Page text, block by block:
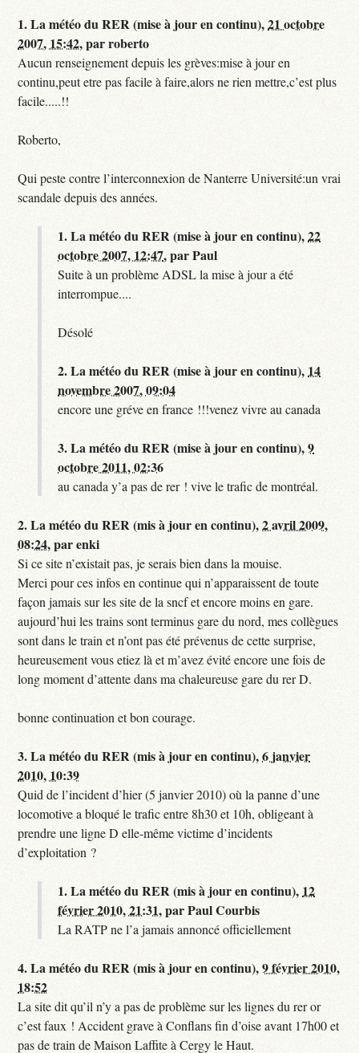
1.La météo du RER (mise à jour en continu),21 octobre
2007, 15:42,parroberto
Aucun renseignement depuis les grèves:mise à jour en
continu,peut etre pas facile à faire,alors ne rien mettre,c’est plus
facile.....!!
Roberto,
Qui peste contre l’interconnexion de Nanterre Université:un vrai
scandale depuis des années.
1.La météo du RER (mise à jour en continu),22
octobre 2007, 12:47,parPaul
Suite à un problème ADSL la mise à jour a été
interrompue....
Désolé
2.La météo du RER (mise à jour en continu), 14
novembre 2007, 09:04
encore une gréve en france !!!venez vivre au canada
3.La météo du RER (mise à jour en continu),9
octobre 2011, 02:36
au canada y’a pas de rer ! vive le trafic de montréal.
2.La météo du RER (mis à jour en continu),2 avril 2009,
08:24,parenki
Si ce site n’existait pas, je serais bien dans la mouise.
Merci pour ces infos en continue qui n’apparaissent de toute
façon jamais sur les site de la sncf et encore moins en gare.
aujourd’hui les trains sont terminus gare du nord, mes collègues
sont dans le train et n’ont pas été prévenus de cette surprise,
heureusement vous etiez là et m’avez évité encore une fois de
long moment d’attente dans ma chaleureuse gare du rer D.
bonne continuation et bon courage.
3.La météo du RER (mis à jour en continu),6 janvier
2010, 10:39
Quid de l’incident d’hier (5 janvier 2010) où la panne d’une
locomotive a bloqué le trafic entre 8h30 et 10h, obligeant à
prendre une ligne D elle-même victime d’incidents
d’exploitation ?
1.La météo du RER (mis à jour en continu), 12
février 2010, 21:31,parPaul Courbis
La RATP ne l’a jamais annoncé officiellement
4.La météo du RER (mis à jour en continu),9 février 2010,
18:52
La site dit qu’il n’y a pas de problème sur les lignes du rer or
c’est faux ! Accident grave à Conflans fin d’oise avant 17h00 et
pas de train de Maison Laffite à Cergy le Haut.